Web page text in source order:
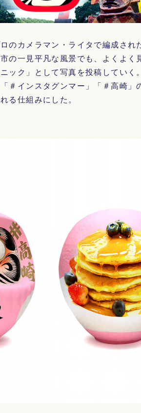
のカメラマン・ライタで編成され
の一見平凡な風景でも、よくよく
ック」として写真を投稿していく
＃インスタグンマー」「＃高崎」
る仕組みにした。